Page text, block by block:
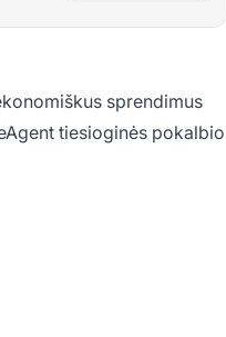
sprendimus
tiesioginės pokalbio